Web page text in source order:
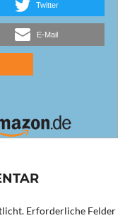
Twitter
E-Mail
Erforderliche Felder